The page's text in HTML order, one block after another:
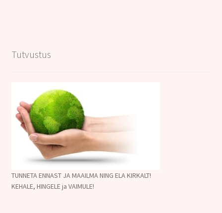
Tutvustus
TUNNETA ENNAST JA MAAILMA NING ELA KIRKALT!
KEHALE, HINGELE ja VAIMULE!